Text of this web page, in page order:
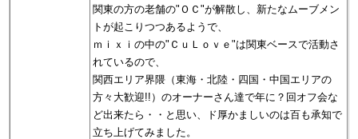
関東の方の老舗の"ＯＣ"が解散し、新たなムーブメン
トが起こりつつあるようで、
ｍｉｘｉの中の"ＣｕＬｏｖｅ"は関東ベースで活動さ
れているので、
関西エリア界隈（東海・北陸・四国・中国エリアの
方々大歓迎!!）のオーナーさん達で年に？回オフ会な
ど出来たら・・と思い、ド厚かましいのは百も承知で
立ち上げてみました。